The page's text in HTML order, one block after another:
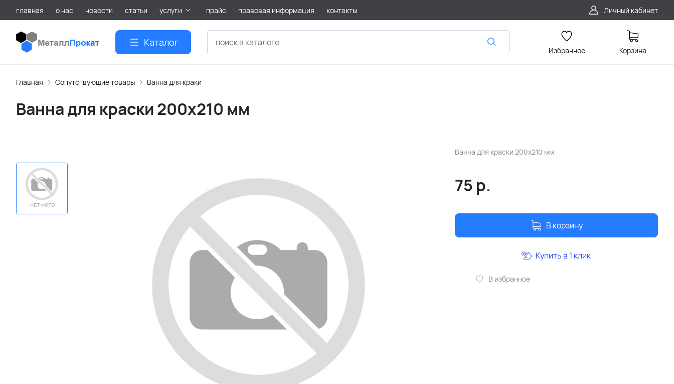
главная о нас новости статьи услуги прайс правовая информация контакты Личный кабинет
Каталог
Избранное Корзина
Главная Сопутствующие товары Ванна для краки
Ванна для краски 200х210 мм
Ванна для краски 200х210 мм
75 р.
В корзину
В избранное
Купить в 1 клик